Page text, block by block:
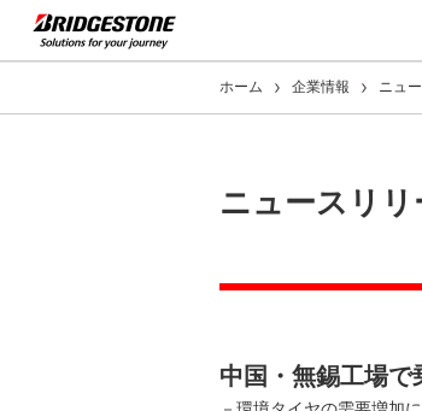
ホーム 企業情報 ニュ
ニュースリリ
中国・無錫工場